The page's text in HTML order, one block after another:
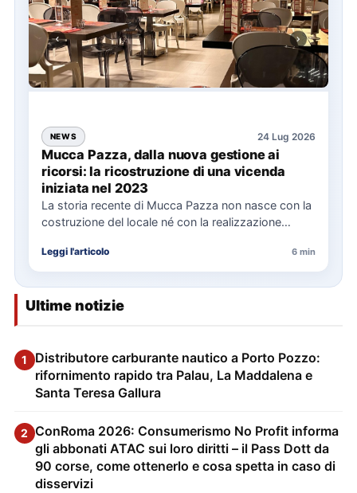
NEWS 24 Lug 2026
Mucca Pazza, dalla nuova gestione ai
ricorsi: la ricostruzione di una vicenda
iniziata nel 2023
La storia recente di Mucca Pazza non nasce con la
costruzione del locale né con la realizzazione
Leggi l'articolo 6 min
Ultime notizie
1
Distributore carburante nautico a Porto Pozzo:
rifornimento rapido tra Palau, La Maddalena e
Santa Teresa Gallura
2 ConRoma 2026: Consumerismo No Profit informa
gli abbonati ATAC sui loro diritti – il Pass Dott da
90 corse, come ottenerlo e cosa spetta in caso di
disservizi